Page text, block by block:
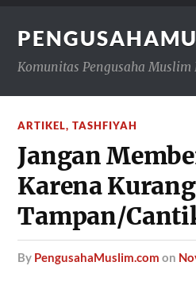
Komunitas Pengusaha Muslim
ARTIKEL,TASHFIYAH
Jangan
Karena Kurang
Tampan/
by PengusahaMuslim.com on